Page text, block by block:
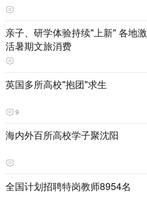
亲子、研学体验持续"上新" 各地激
活暑期文旅消费
英国多所高校"抱团"求生
9
海内外百所高校学子聚沈阳
全国计划招聘特岗教师8954名